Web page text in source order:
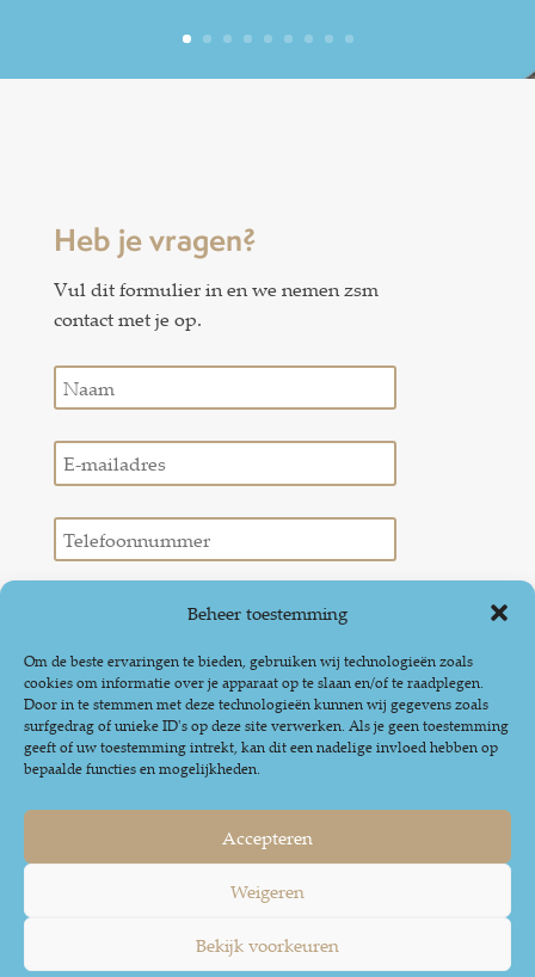
Beheer toestemming
Om de beste ervaringen te bieden, gebruiken wij technologieën zoals
cookies om informatie over je apparaat op te slaan en/of te raadplegen.
Door in te stemmen met deze technologieën kunnen wij gegevens zoals
surfgedrag of unieke ID's op deze site verwerken. Als je geen toestemming
geeft of uw toestemming intrekt, kan dit een nadelige invloed hebben op
bepaalde functies en mogelijkheden.
Accepteren
Weigeren
Bekijk voorkeuren
Heb je vragen?
Vul dit formulier in en we nemen zsm
contact met je op.